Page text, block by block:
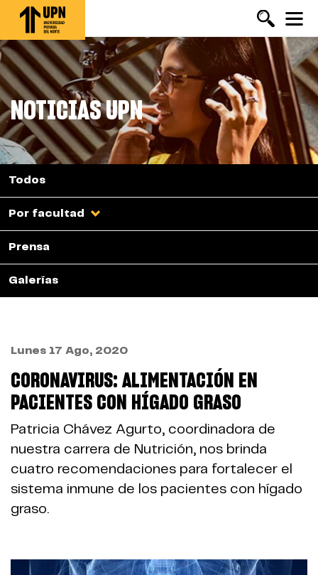
Pasar
contenido
principal
NOTICIAS UPN
Todos
Por facultad
Prensa
Galerías
Lunes 17 Ago, 2020
CORONAVIRUS: ALIMENTACIÓN EN
PACIENTES CON HÍGADO GRASO
Patricia Chávez Agurto, coordinadora de
nuestra carrera de Nutrición, nos brinda
cuatro recomendaciones para fortalecer el
sistema inmune de los pacientes con hígado
graso.